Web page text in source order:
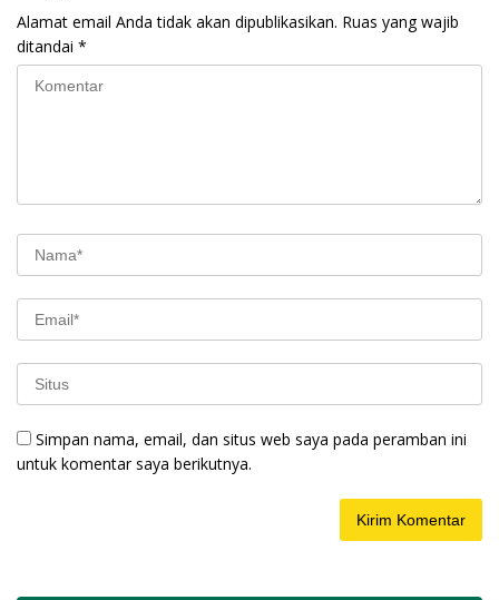
Alamat email Anda tidak akan dipublikasikan. Ruas yang wajib
ditandai *
Simpan nama, email, dan situs web saya pada peramban ini
untuk komentar saya berikutnya.